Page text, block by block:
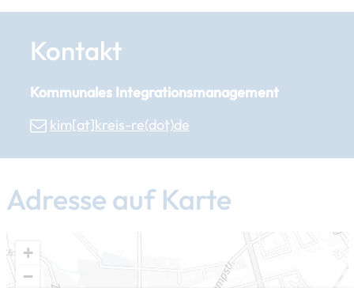
Kontakt
Kommunales Integrationsmanagement
kim[at]​kreis-re(dot)de
Adresse auf Karte
+
−